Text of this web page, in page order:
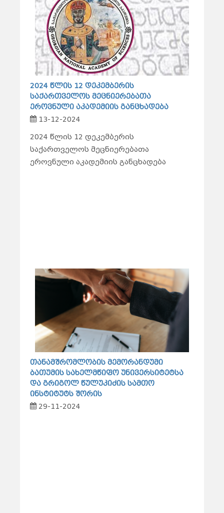
2024 წლის 12 დეკემბერის
საქართველოს მეცნიერებათა
ეროვნული აკადემიის განცხადება
13-12-2024
2024 წლის 12 დეკემბერის
საქართველოს მეცნიერებათა
ეროვნული აკადემიის განცხადება
თანამშრომლობის მემორანდუმი
ბათუმის სახელმწიფო უნივერსიტეტსა
და გრიგოლ წულუკიძის სამთო
ინსტიტუტს შორის
29-11-2024